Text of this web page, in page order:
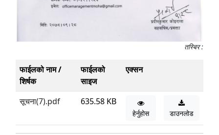
तस्बिर :
फाईलको नाम /
शिर्षक
फाईलको
साइज
एक्सन
सूचना(7).pdf 635.58 KB
हेर्नुहोस डाउनलोड